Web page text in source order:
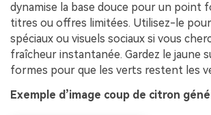
dynamise la base douce pour un point
titres ou offres limitées. Utilisez-le
spéciaux ou visuels sociaux si vous
fraîcheur instantanée. Gardez le jaune
formes pour que les verts restent les
Exemple d’image coup de citron